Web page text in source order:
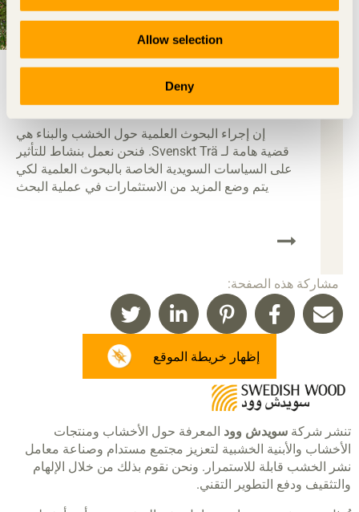
Allow selection
Deny
البحث العلمي حول الخشب
والرطوبة
إن إجراء البحوث العلمية حول الخشب والبناء هي
قضية هامة لـ Svenskt Trä. فنحن نعمل بنشاط للتأثير
على السياسات السويدية الخاصة بالبحوث العلمية لكي
يتم وضع المزيد من الاستثمارات في عملية البحث
مشاركة هذه الصفحة:
إظهار خريطة الموقع
تنشر شركة سويدش وود المعرفة حول الأخشاب ومنتجات
الأخشاب والأبنية الخشبية لتعزيز مجتمع مستدام وصناعة معامل
نشر الخشب قابلة للاستمرار. ونحن نقوم بذلك من خلال الإلهام
والتثقيف ودفع التطوير التقني.